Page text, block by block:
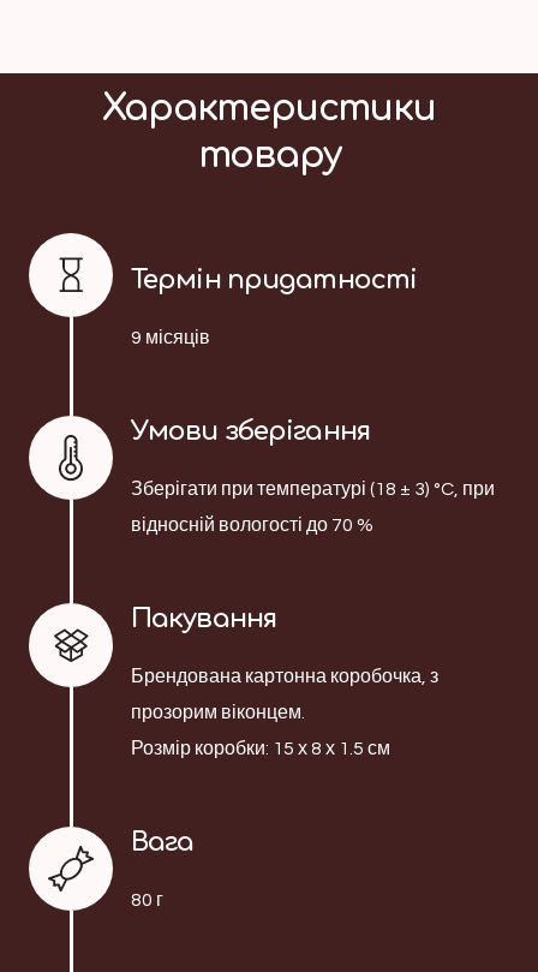
Характеристики
товару
Термін придатності
9 місяців
Умови зберігання
Зберігати при температурі (18 ± 3) °C, при
відносній вологості до 70 %
Пакування
Брендована картонна коробочка, з
прозорим віконцем.
Розмір коробки: 15 х 8 х 1.5 см
Вага
80 г